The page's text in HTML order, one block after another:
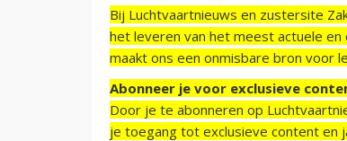
Bij Luchtvaartnieuws en zustersite
het leveren van het meest actuele
maakt ons een onmisbare bron voor
Abonneer je voor exclusieve
Door je te abonneren op
je toegang tot exclusieve content en